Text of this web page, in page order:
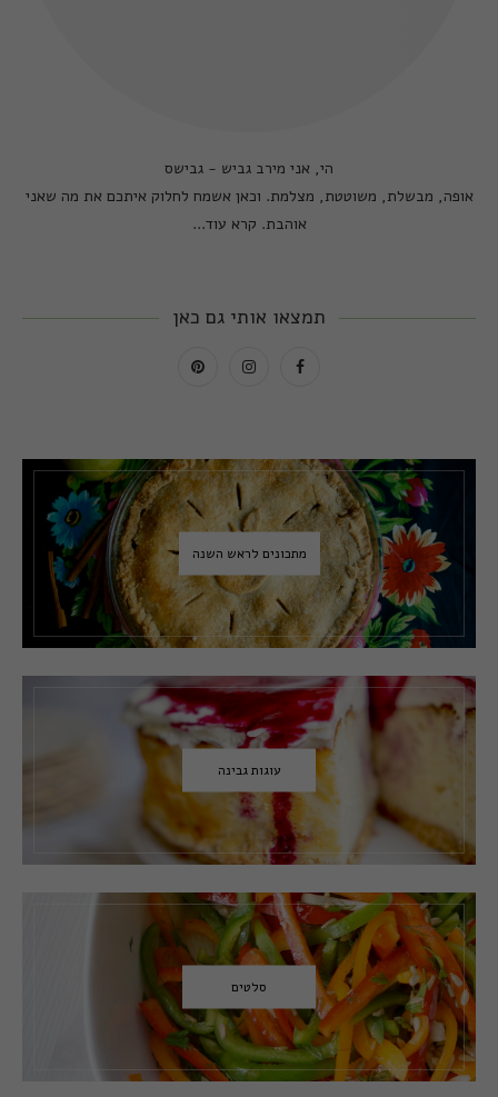
הי, אני מירב גביש - גבישס
אופה, מבשלת, משוטטת, מצלמת. וכאן אשמח לחלוק איתכם את מה שאני
אוהבת. קרא עוד...
תמצאו אותי גם כאן
מתכונים לראש השנה
עוגות גבינה
סלטים